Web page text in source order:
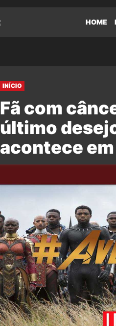
HOME
INÍCIO
Fã com
último
acontece